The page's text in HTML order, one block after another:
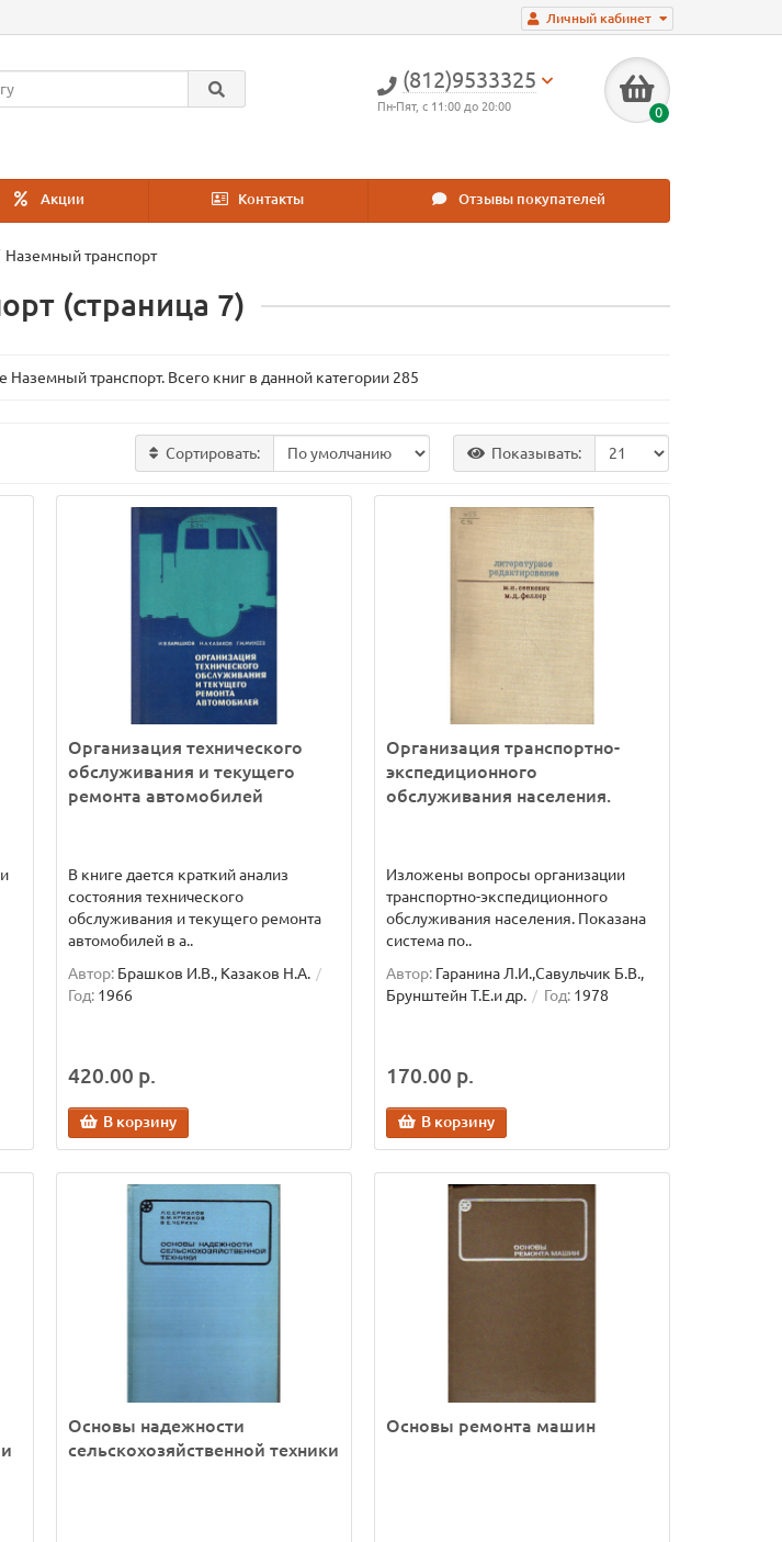
Личный кабинет
(812)9533325
Пн-Пят, с 11:00 до 20:00 0
Акции Контакты Отзывы покупателей
Наземный транспорт
(страница 7)
Наземный транспорт. Всего книг в данной категории 285
Сортировать: Показывать:
Организация технического
обслуживания и текущего
ремонта автомобилей
В книге дается краткий анализ
состояния технического
обслуживания и текущего ремонта
автомобилей в а..
Автор: Брашков И.В., Казаков Н.А.
Год: 1966
420.00 р.
В корзину
Организация транспортно-
экспедиционного
обслуживания населения.
Изложены вопросы организации
транспортно-экспедиционного
обслуживания населения. Показана
система по..
Автор: Гаранина Л.И.,Савульчик Б.В.,
Брунштейн Т.Е.и др.
Год: 1978
170.00 р.
В корзину
Основы надежности
сельскохозяйственной техники
Основы ремонта машин